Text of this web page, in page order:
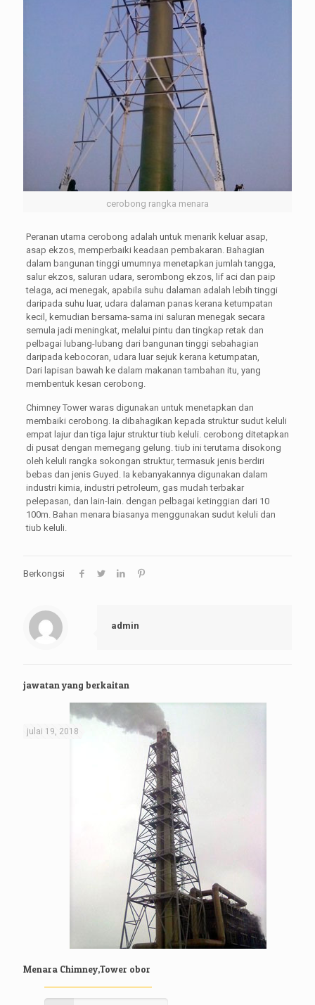
cerobong rangka menara
Peranan utama cerobong adalah untuk menarik keluar asap,
asap ekzos, memperbaiki keadaan pembakaran. Bahagian
dalam bangunan tinggi umumnya menetapkan jumlah tangga,
salur ekzos, saluran udara, serombong ekzos, lif aci dan paip
telaga, aci menegak, apabila suhu dalaman adalah lebih tinggi
daripada suhu luar, udara dalaman panas kerana ketumpatan
kecil, kemudian bersama-sama ini saluran menegak secara
semula jadi meningkat, melalui pintu dan tingkap retak dan
pelbagai lubang-lubang dari bangunan tinggi sebahagian
daripada kebocoran, udara luar sejuk kerana ketumpatan,
Dari lapisan bawah ke dalam makanan tambahan itu, yang
membentuk kesan cerobong.
Chimney Tower waras digunakan untuk menetapkan dan
membaiki cerobong. Ia dibahagikan kepada struktur sudut keluli
empat lajur dan tiga lajur struktur tiub keluli. cerobong ditetapkan
di pusat dengan memegang gelung. tiub ini terutama disokong
oleh keluli rangka sokongan struktur, termasuk jenis berdiri
bebas dan jenis Guyed. Ia kebanyakannya digunakan dalam
industri kimia, industri petroleum, gas mudah terbakar
pelepasan, dan lain-lain. dengan pelbagai ketinggian dari 10
100m. Bahan menara biasanya menggunakan sudut keluli dan
tiub keluli.
Berkongsi
admin
jawatan yang berkaitan
julai 19, 2018
Menara Chimney,Tower obor